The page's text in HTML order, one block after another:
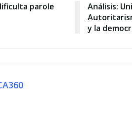
parole
Análisis:
y la